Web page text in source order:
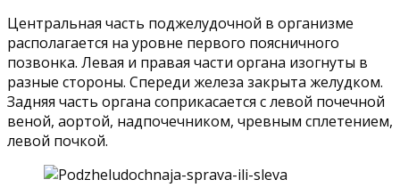
Центральная часть поджелудочной в организме
располагается на уровне первого поясничного
позвонка. Левая и правая части органа изогнуты в
разные стороны. Спереди железа закрыта желудком.
Задняя часть органа соприкасается с левой почечной
веной, аортой, надпочечником, чревным сплетением,
левой почкой.